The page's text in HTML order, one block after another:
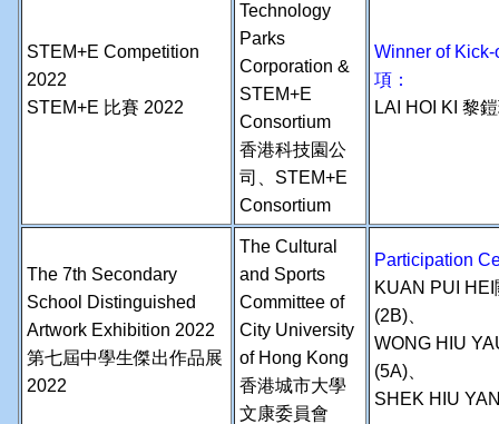
STEM+E Competition
2022
STEM+E 比賽 2022
Technology
Parks
Corporation &
STEM+E
Consortium
香港科技園公
司、STEM+E
Consortium
Winner of
項：
LAI HOI KI 黎
The 7th Secondary
School Distinguished
Artwork Exhibition 2022
第七屆中學生傑出作品展
2022
The Cultural
and Sports
Committee of
City University
of Hong Kong
香港城市大學
文康委員會
Participation
KUAN PUI
(2B)、
WONG HIU
(5A)、
SHEK HIU